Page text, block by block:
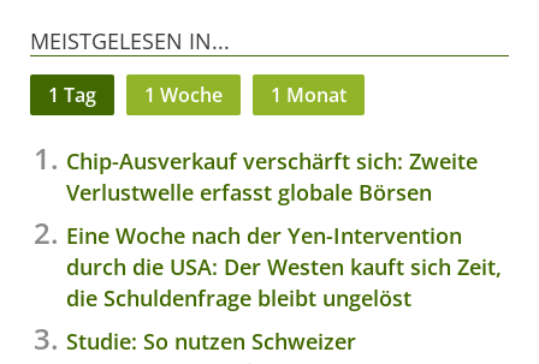
MEISTGELESEN IN...
1 Tag 1 Woche 1 Monat
Chip-Ausverkauf verschärft sich: Zweite
Verlustwelle erfasst globale Börsen
Eine Woche nach der Yen-Intervention
durch die USA: Der Westen kauft sich Zeit,
die Schuldenfrage bleibt ungelöst
Studie: So nutzen Schweizer